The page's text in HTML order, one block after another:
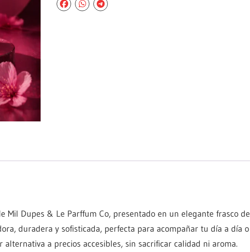
Mil Dupes & Le Parffum Co, presentado en un elegante frasco de
duradera y sofisticada, perfecta para acompañar tu día a día o
alternativa a precios accesibles, sin sacrificar calidad ni aroma.